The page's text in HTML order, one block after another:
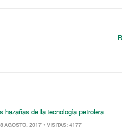
hazañas de la tecnología petrolera
8 AGOSTO, 2017 • VISITAS: 4177